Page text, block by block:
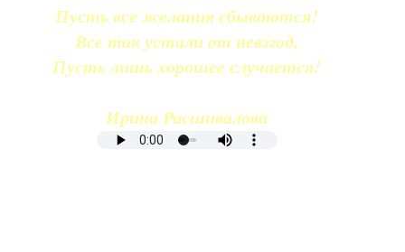
Пусть все желания сбываются!
Все так устали от невзгод,
Пусть лишь хорошее случается!
Ирина Расшивалова